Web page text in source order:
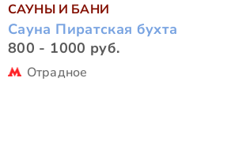
САУНЫ И БАНИ
Сауна Пиратская бухта
800 - 1000 руб.
Отрадное